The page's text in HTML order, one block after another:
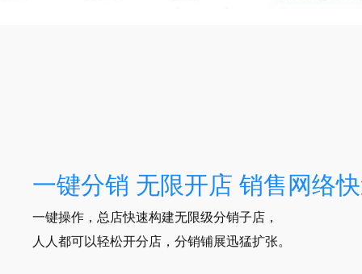
一键分销 无限开店 销售网络
一键操作，总店快速构建无限级分销子店，
人人都可以轻松开分店，分销铺展迅猛扩张。